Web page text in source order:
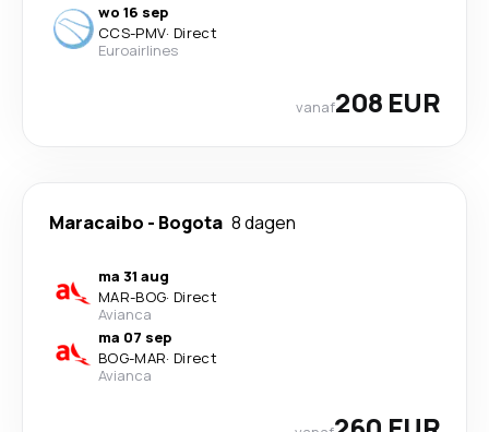
wo 16 sep
CCS-PMV· Direct
Euroairlines
vanaf208 EUR
Maracaibo - Bogota 8 dagen
ma 31 aug
MAR-BOG· Direct
Avianca
ma 07 sep
BOG-MAR· Direct
Avianca